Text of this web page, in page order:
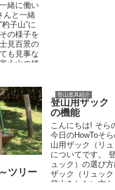
緒に働い
んと一緒
子山”に
の様子を
見百景の
も見事な
士山の雄
ツリー
登山道具紹介
登山用ザック
の機能
こんにちは! そら
今日のHowToそ
山用ザック（リュ
についてです。
ュック）の選び
ザック（リュッ
登山をしない方